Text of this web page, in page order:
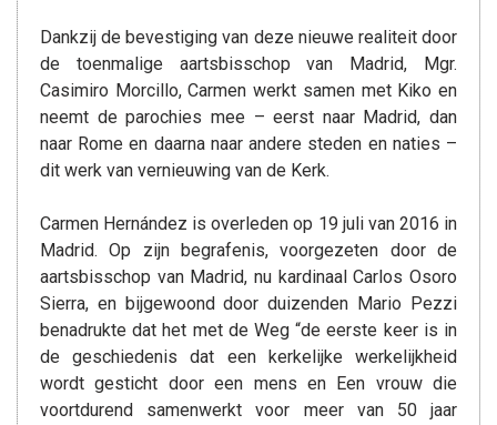
Dankzij de bevestiging van deze nieuwe realiteit door
de toenmalige aartsbisschop van Madrid, Mgr.
Casimiro Morcillo, Carmen werkt samen met Kiko en
neemt de parochies mee – eerst naar Madrid, dan
naar Rome en daarna naar andere steden en naties –
dit werk van vernieuwing van de Kerk.
Carmen Hernández is overleden op 19 juli van 2016 in
Madrid. Op zijn begrafenis, voorgezeten door de
aartsbisschop van Madrid, nu kardinaal Carlos Osoro
Sierra, en bijgewoond door duizenden Mario Pezzi
benadrukte dat het met de Weg “de eerste keer is in
de geschiedenis dat een kerkelijke werkelijkheid
wordt gesticht door een mens en Een vrouw die
voortdurend samenwerkt voor meer van 50 jaar